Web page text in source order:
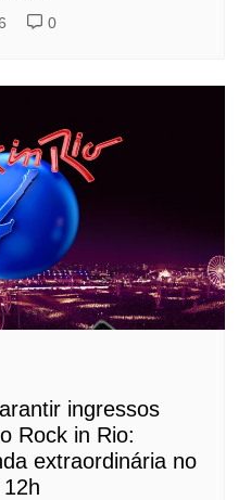
0
ingressos
Rock in Rio:
extraordinária no